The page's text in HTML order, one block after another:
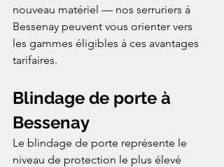
nouveau matériel — nos serruriers à
Bessenay peuvent vous orienter vers
les gammes éligibles à ces avantages
tarifaires.
Blindage de porte à
Bessenay
Le blindage de porte représente le
niveau de protection le plus élevé